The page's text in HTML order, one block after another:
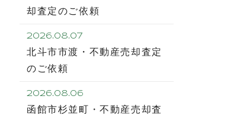
却査定のご依頼
2026.08.07
北斗市市渡・不動産売却査定
のご依頼
2026.08.06
函館市杉並町・不動産売却査